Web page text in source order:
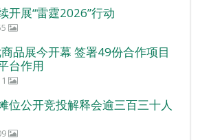
开展“雷霆2026”行动
品展今开幕 签署49份合作项目
台作用
位公开竞投解释会逾三百三十人